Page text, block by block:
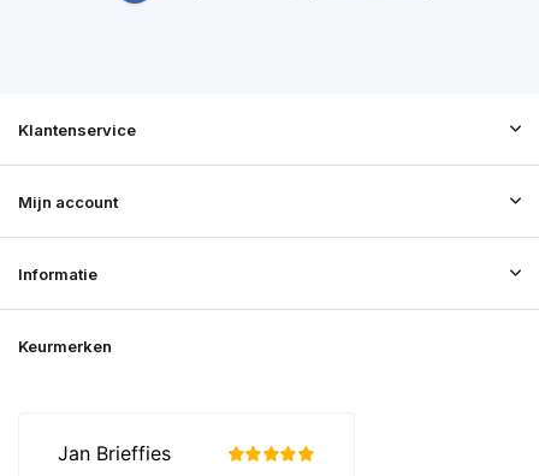
Klantenservice
Mijn account
Informatie
Keurmerken